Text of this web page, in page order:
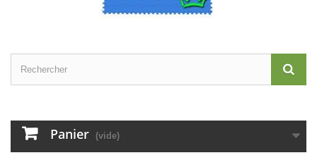
Panier (vide)